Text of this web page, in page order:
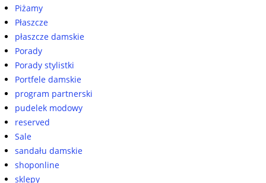
Piżamy
Płaszcze
płaszcze damskie
Porady
Porady stylistki
Portfele damskie
program partnerski
pudelek modowy
reserved
Sale
sandału damskie
shoponline
sklepy